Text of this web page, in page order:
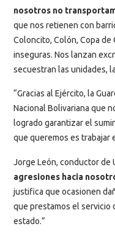
nosotros no
que nos retienen con
Coloncito, Colón, Copa
inseguras. Nos lanzan
secuestran las unidades,
“Gracias al Ejército, la
Nacional Bolivariana que
logrado garantizar el
que queremos es trabajar
Jorge León, conductor de
agresiones hacia
justifica que ocasionen
que prestamos el servicio
estado.”